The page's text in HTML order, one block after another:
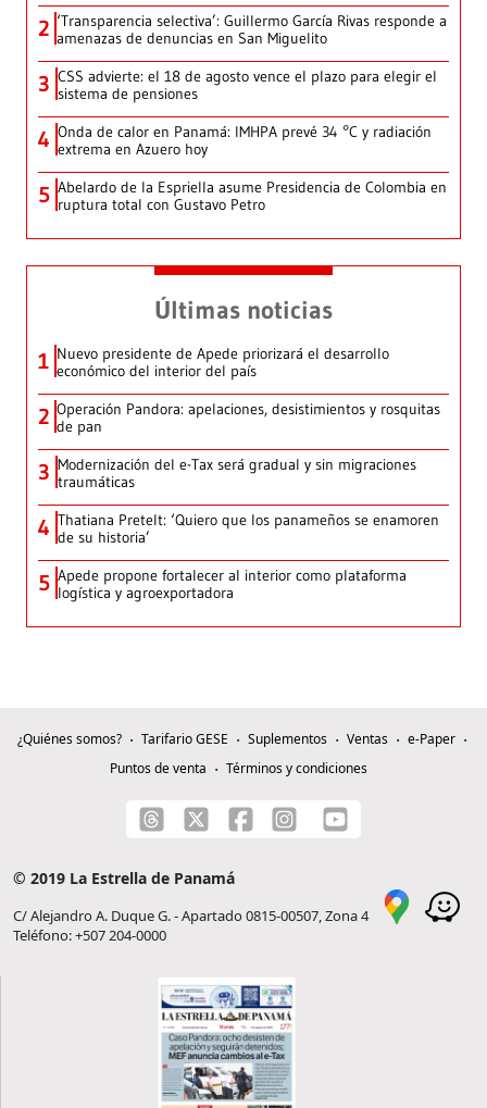
2 ‘Transparencia selectiva’: Guillermo García Rivas responde a
amenazas de denuncias en San Miguelito
3 CSS advierte: el 18 de agosto vence el plazo para elegir el
sistema de pensiones
4 Onda de calor en Panamá: IMHPA prevé 34 °C y radiación
extrema en Azuero hoy
5 Abelardo de la Espriella asume Presidencia de Colombia en
ruptura total con Gustavo Petro
Últimas noticias
1 Nuevo presidente de Apede priorizará el desarrollo
económico del interior del país
2 Operación Pandora: apelaciones, desistimientos y rosquitas
de pan
3 Modernización del e-Tax será gradual y sin migraciones
traumáticas
4 Thatiana Pretelt: ‘Quiero que los panameños se enamoren
de su historia’
5 Apede propone fortalecer al interior como plataforma
logística y agroexportadora
¿Quiénes somos? Tarifario GESE Suplementos Ventas
e-Paper
Puntos de venta
Términos y condiciones
© 2019 La Estrella de Panamá
C/ Alejandro A. Duque G. - Apartado 0815-00507, Zona 4
Teléfono: +507 204-0000